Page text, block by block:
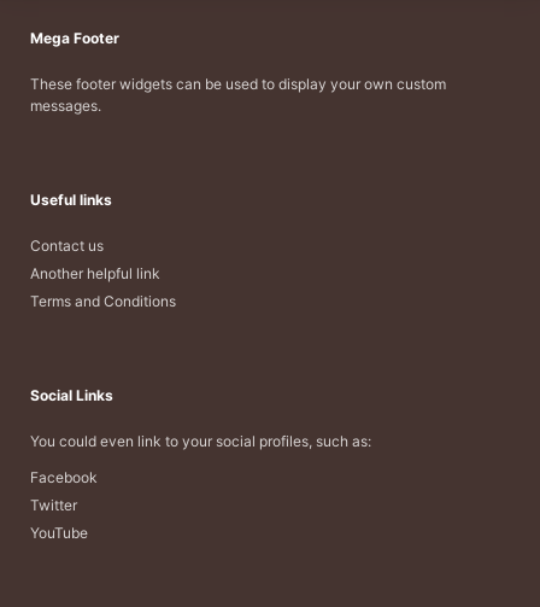
Mega Footer
These footer widgets can be used to display your own custom
messages.
Useful links
Contact us
Another helpful link
Terms and Conditions
Social Links
You could even link to your social profiles, such as:
Facebook
Twitter
YouTube